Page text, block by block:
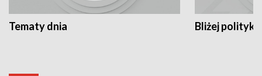
Tematy dnia Bliżej polityki